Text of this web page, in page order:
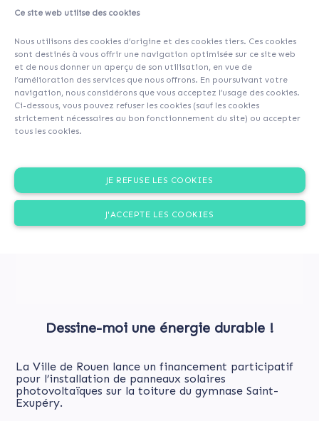
Ce site web utilise des cookies
Nous utilisons des cookies d’origine et des cookies tiers. Ces cookies
sont destinés à vous offrir une navigation optimisée sur ce site web
et de nous donner un aperçu de son utilisation, en vue de
l’amélioration des services que nous offrons. En poursuivant votre
navigation, nous considérons que vous acceptez l’usage des cookies.
Ci-dessous, vous pouvez refuser les cookies (sauf les cookies
strictement nécessaires au bon fonctionnement du site) ou accepter
tous les cookies.
JE REFUSE LES COOKIES
J'ACCEPTE LES COOKIES
Comments (0)
Dessine-moi une énergie durable !
La Ville de Rouen lance un financement participatif
pour l’installation de panneaux solaires
photovoltaïques sur la toiture du gymnase Saint-
Exupéry.